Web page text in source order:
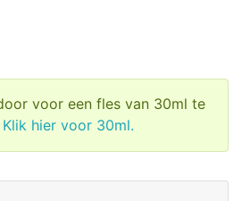
voor een fles van 30ml te
Klik hier voor 30ml.